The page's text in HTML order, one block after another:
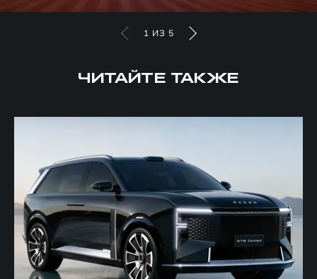
1 ИЗ 5
ЧИТАЙТЕ ТАКЖЕ